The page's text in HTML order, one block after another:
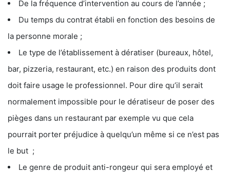
De la fréquence d’intervention au cours de l’année ;
Du temps du contrat établi en fonction des besoins de
la personne morale ;
Le type de l’établissement à dératiser (bureaux, hôtel,
bar, pizzeria, restaurant, etc.) en raison des produits dont
doit faire usage le professionnel. Pour dire qu’il serait
normalement impossible pour le dératiseur de poser des
pièges dans un restaurant par exemple vu que cela
pourrait porter préjudice à quelqu’un même si ce n’est pas
le but ;
Le genre de produit anti-rongeur qui sera employé et